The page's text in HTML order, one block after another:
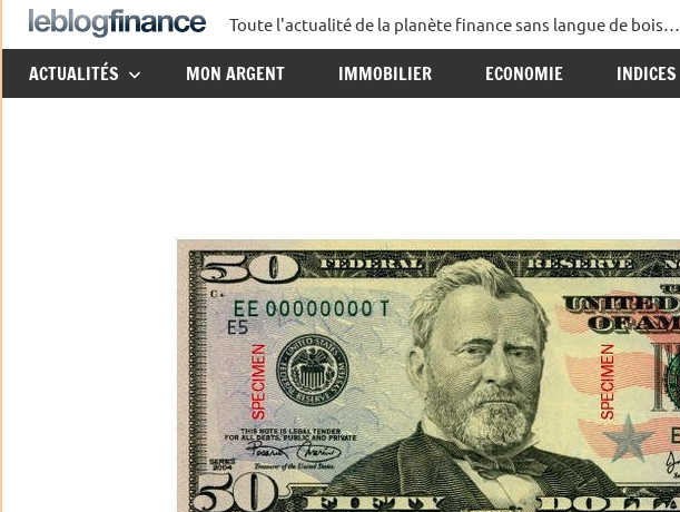
Aller
au
contenu
Le
Blog
Toute l'actualité de la planète finance sans langue de bois…
ACTUALITÉS MON ARGENT IMMOBILIER ECONOMIE INDICES